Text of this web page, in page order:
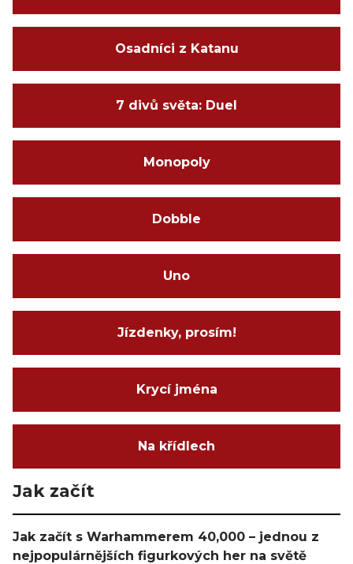
Osadníci z Katanu
7 divů světa: Duel
Monopoly
Dobble
Uno
Jízdenky, prosím!
Krycí jména
Na křídlech
Jak začít
Jak začít s Warhammerem 40,000 – jednou z
nejpopulárnějších figurkových her na světě